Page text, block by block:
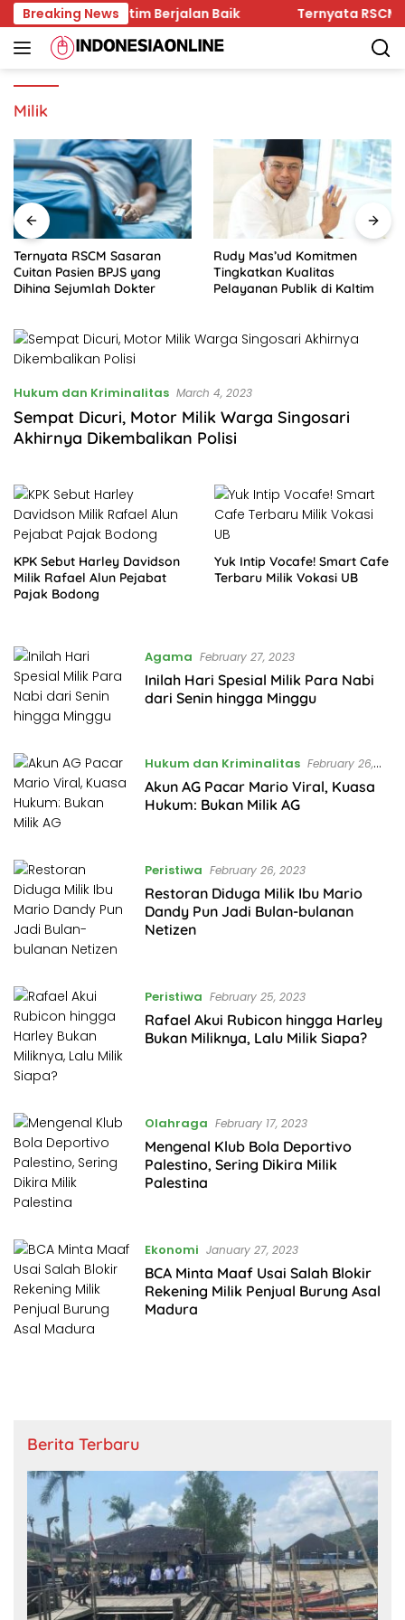
Skip
to
content
Breaking News
di Kaltim Berjalan Baik Ternyata RSCM
Milik
Ternyata RSCM Sasaran
Cuitan Pasien BPJS yang
Dihina Sejumlah Dokter
Rudy Mas’ud Komitmen
Tingkatkan Kualitas
Pelayanan Publik di Kaltim
Hukum dan Kriminalitas March 4, 2023
Sempat Dicuri, Motor Milik Warga Singosari
Akhirnya Dikembalikan Polisi
KPK Sebut Harley Davidson
Milik Rafael Alun Pejabat
Pajak Bodong
Yuk Intip Vocafe! Smart Cafe
Terbaru Milik Vokasi UB
Agama February 27, 2023
Inilah Hari Spesial Milik Para Nabi
dari Senin hingga Minggu
Hukum dan Kriminalitas February 26,
2023
Akun AG Pacar Mario Viral, Kuasa
Hukum: Bukan Milik AG
Peristiwa February 26, 2023
Restoran Diduga Milik Ibu Mario
Dandy Pun Jadi Bulan-bulanan
Netizen
Peristiwa February 25, 2023
Rafael Akui Rubicon hingga Harley
Bukan Miliknya, Lalu Milik Siapa?
Olahraga February 17, 2023
Mengenal Klub Bola Deportivo
Palestino, Sering Dikira Milik
Palestina
Ekonomi January 27, 2023
BCA Minta Maaf Usai Salah Blokir
Rekening Milik Penjual Burung Asal
Madura
Berita Terbaru